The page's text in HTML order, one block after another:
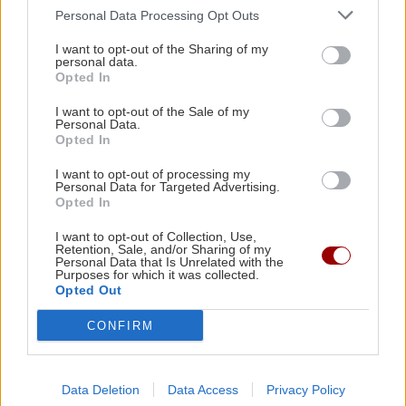
Personal Data Processing Opt Outs
I want to opt-out of the Sharing of my
personal data.
Opted In
I want to opt-out of the Sale of my
Personal Data.
Opted In
I want to opt-out of processing my
Personal Data for Targeted Advertising.
Opted In
I want to opt-out of Collection, Use,
Retention, Sale, and/or Sharing of my
Personal Data that Is Unrelated with the
Purposes for which it was collected.
Opted Out
CONFIRM
Data Deletion Data Access Privacy Policy
ΚΡΗΤΗ
ΕΚΑΒ ο «λογαριασμός» της νυχτερινής
διασκέδασης
11:28
ΑΘΛΗΤΙΚΑ
Φώτη Ιωαννίδη (βίντεο)
ΚΡΗΤΗ
Οδοιπορικό στα μοναστήρια του Ρεθύμνου -
Πού χτυπά η καρδιά του Δεκαπενταύγουστου
ΑΘΛΗΤΙΚΑ
Παγκόσμιο στίβου Κ20: Η Ρούσσου κατέκτησε
το ασημένιο μετάλλιο στα 800 μέτρα
Όλες οι ειδήσεις
ΠΕΡΙΣΣΟΤΕΡΑ
GOSSIP - LIFESTYLE
Τι συμβαίνει με Γαρυφαλλιά
Καληφώνη και Χρήστο Μάστορα;